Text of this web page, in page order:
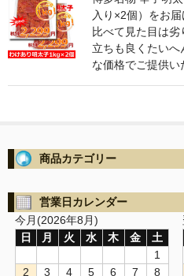
入り×2個）をお
比べて見た目は
立ちも良くたい
な価格でご提供
商品カテゴリー
営業日カレンダー
今月(2026年8月)
日
月 火 水 木 金
土
1
2
3 4 5 6 7
8